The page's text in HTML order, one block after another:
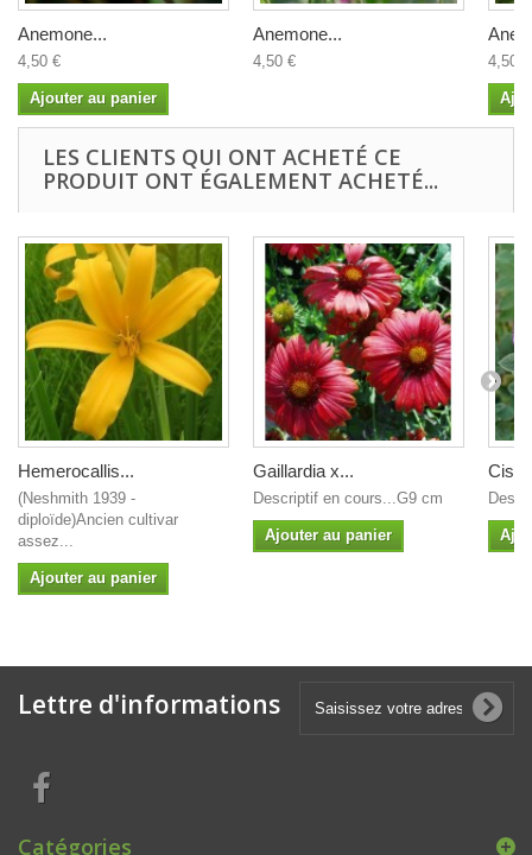
Anemone...
4,50 €
Ajouter au panier
Anemone...
4,50 € 4,50 €
LES CLIENTS QUI ONT ACHETÉ CE
PRODUIT ONT ÉGALEMENT ACHETÉ...
Hemerocallis...
(Neshmith 1939 -
diploïde)Ancien cultivar
assez...
Ajouter au panier
Gaillardia x...
Descriptif en cours...G9 cm
Ajouter au panier
Lettre d'informations
Catégories